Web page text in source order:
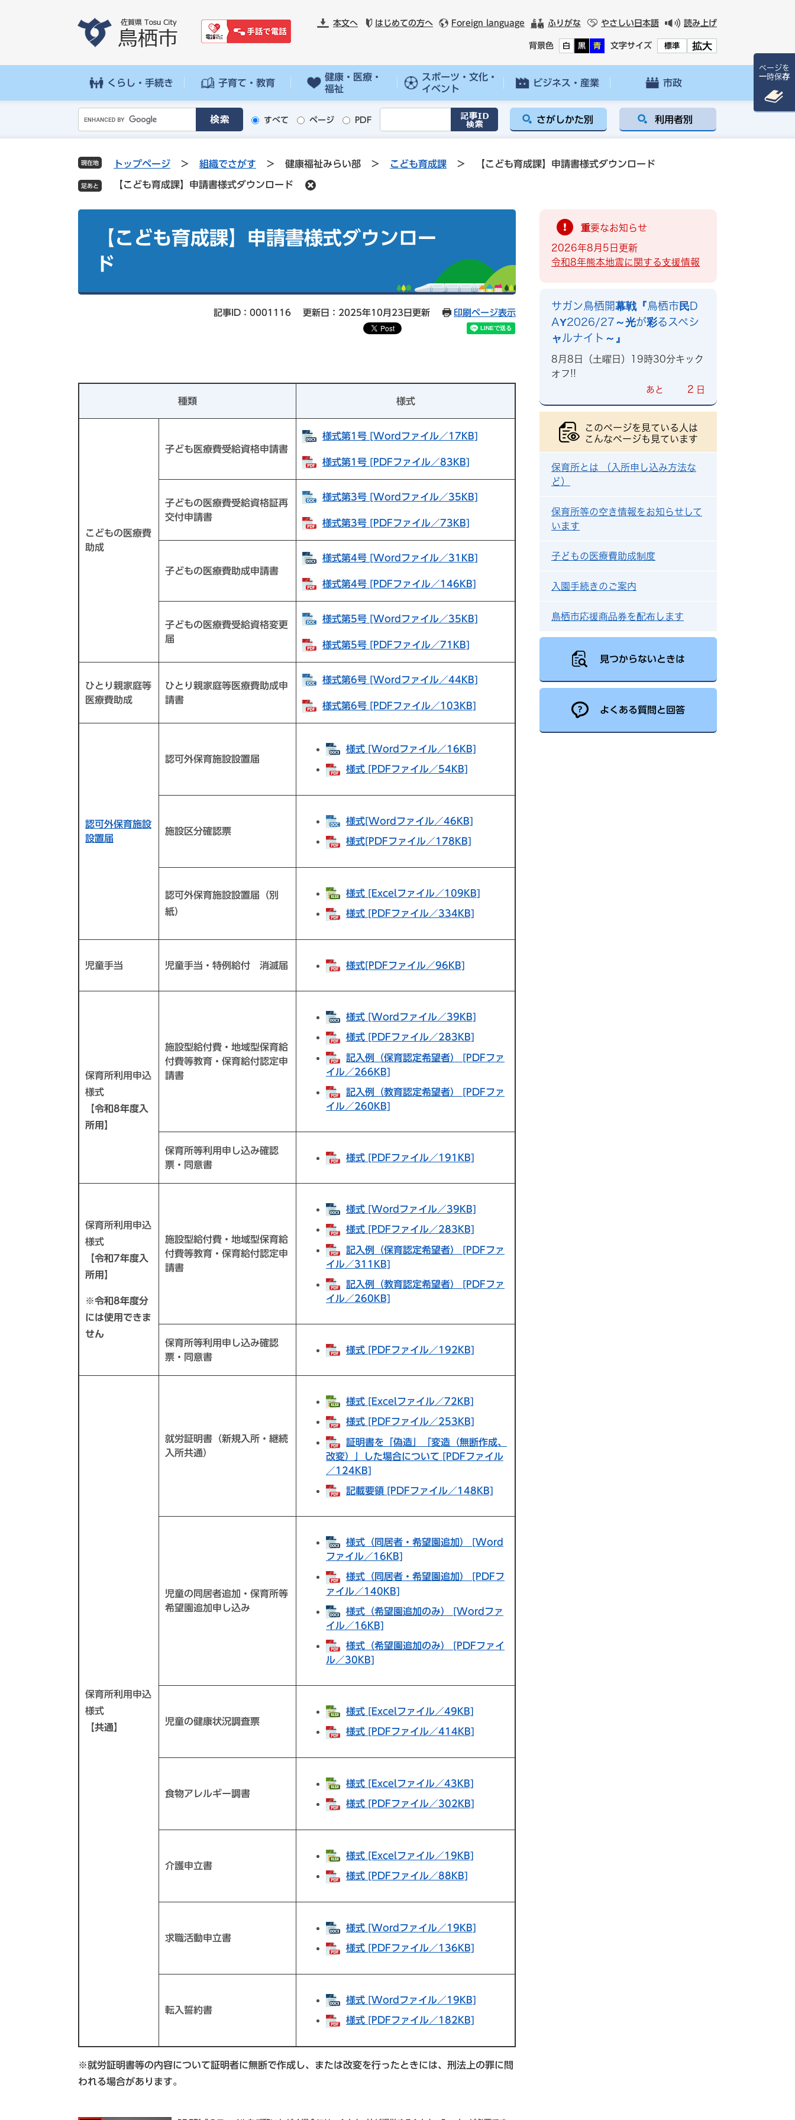
先
を
本文へ はじめての方へ Foreign language ふりがな やさしい日本語 読み上げ
背景色 白 黒 青 文字サイズ 標準 拡大
くらし・手続き 子育て・教育
健康・医療・
福祉
スポーツ・文化・
イベント
ビジネス・産業 市政
o
g
l
e
ス
すべて ページ PDF さがしかた別 利用者別
現在地 トップページ > 組織でさがす > 健康福祉みらい部 > こども育成課 > 【こども育成課】申請書様式ダウンロード
【こども育成課】申請書様式ダウンロード
【こども育成課】申請書様式ダウンロー
ド
記事ID：0001116 更新日：2025年10月23日更新 印刷ページ表示
種類 様式
こどもの医療費
助成
子ども医療費受給資格申請書
様式第1号 [Wordファイル／17KB]
様式第1号 [PDFファイル／83KB]
子どもの医療費受給資格証再
交付申請書
様式第3号 [Wordファイル／35KB]
様式第3号 [PDFファイル／73KB]
子どもの医療費助成申請書
様式第4号 [Wordファイル／31KB]
様式第4号 [PDFファイル／146KB]
子どもの医療費受給資格変更
届
様式第5号 [Wordファイル／35KB]
様式第5号 [PDFファイル／71KB]
ひとり親家庭等
医療費助成
ひとり親家庭等医療費助成申
請書
様式第6号 [Wordファイル／44KB]
様式第6号 [PDFファイル／103KB]
認可外保育施設
設置届
認可外保育施設設置届
様式 [Wordファイル／16KB]
様式 [PDFファイル／54KB]
施設区分確認票
様式[Wordファイル／46KB]
様式[PDFファイル／178KB]
認可外保育施設設置届（別
紙）
様式 [Excelファイル／109KB]
様式 [PDFファイル／334KB]
児童手当 児童手当・特例給付 消滅届 様式[PDFファイル／96KB]
保育所利用申込
様式
【令和8年度入
所用】
施設型給付費・地域型保育給
付費等教育・保育給付認定申
請書
様式 [Wordファイル／39KB]
様式 [PDFファイル／283KB]
記入例（保育認定希望者） [PDFファ
イル／266KB]
記入例（教育認定希望者） [PDFファ
イル／260KB]
保育所等利用申し込み確認
票・同意書
様式 [PDFファイル／191KB]
保育所利用申込
様式
【令和7年度入
所用】
※令和8年度分
には使用できま
せん
施設型給付費・地域型保育給
付費等教育・保育給付認定申
請書
様式 [Wordファイル／39KB]
様式 [PDFファイル／283KB]
記入例（保育認定希望者） [PDFファ
イル／311KB]
記入例（教育認定希望者） [PDFファ
イル／260KB]
保育所等利用申し込み確認
票・同意書
様式 [PDFファイル／192KB]
保育所利用申込
様式
【共通】
就労証明書（新規入所・継続
入所共通）
様式 [Excelファイル／72KB]
様式 [PDFファイル／253KB]
証明書を「偽造」「変造（無断作成、
改変）」した場合について [PDFファイル
／124KB]
記載要領 [PDFファイル／148KB]
児童の同居者追加・保育所等
希望園追加申し込み
様式（同居者・希望園追加） [Word
ファイル／16KB]
様式（同居者・希望園追加） [PDFフ
ァイル／140KB]
様式（希望園追加のみ） [Wordファ
イル／16KB]
様式（希望園追加のみ） [PDFファイ
ル／30KB]
児童の健康状況調査票
様式 [Excelファイル／49KB]
様式 [PDFファイル／414KB]
食物アレルギー調書
様式 [Excelファイル／43KB]
様式 [PDFファイル／302KB]
介護申立書
様式 [Excelファイル／19KB]
様式 [PDFファイル／88KB]
求職活動申立書
様式 [Wordファイル／19KB]
様式 [PDFファイル／136KB]
転入誓約書
様式 [Wordファイル／19KB]
様式 [PDFファイル／182KB]
※就労証明書等の内容について証明者に無断で作成し、または改変を行ったときには、刑法上の罪に問
われる場合があります。
重要なお知らせ
2026年8月5日更新
令和8年熊本地震に関する支援情報
サガン鳥栖開幕戦『鳥栖市民D
AY2026/27～光が彩るスペシ
ャルナイト～』
8月8日（土曜日）19時30分キック
オフ!!
あと 2 日
このページを見ている人は
こんなページも見ています
保育所とは （入所申し込み方法な
ど）
保育所等の空き情報をお知らせして
います
子どもの医療費助成制度
入園手続きのご案内
鳥栖市応援商品券を配布します
見つからないときは
よくある質問と回答
ページを
一時保存